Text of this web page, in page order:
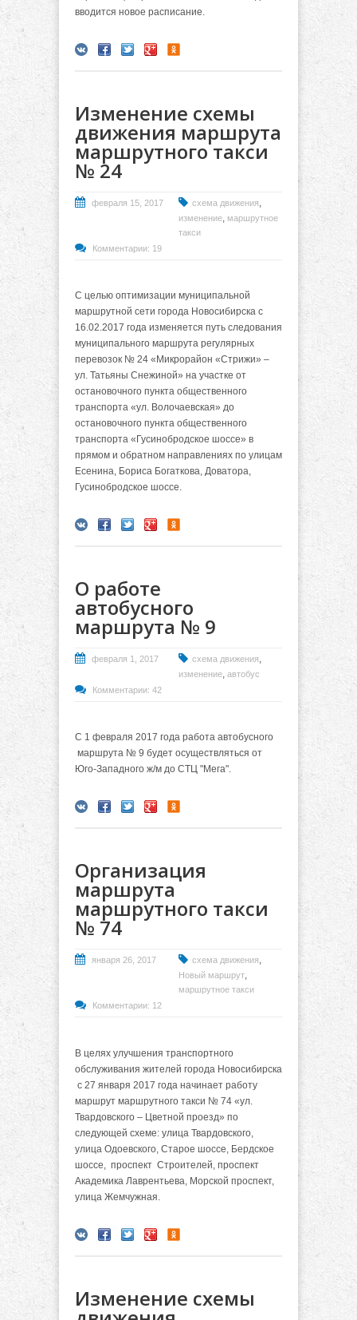
вводится новое расписание.
Изменение схемы
движения маршрута
маршрутного такси
№ 24
февраля 15, 2017 схема движения
изменение маршрутное
такси
Комментарии: 19
С целью оптимизации муниципальной
маршрутной сети города Новосибирска с
16.02.2017 года изменяется путь следования
муниципального маршрута регулярных
перевозок № 24 «Микрорайон «Стрижи» –
ул. Татьяны Снежиной» на участке от
остановочного пункта общественного
транспорта «ул. Волочаевская» до
остановочного пункта общественного
транспорта «Гусинобродское шоссе» в
прямом и обратном направлениях по улицам
Есенина, Бориса Богаткова, Доватора,
Гусинобродское шоссе.
О работе
автобусного
маршрута № 9
февраля 1, 2017 схема движения,
изменение, автобус
Комментарии: 42
С 1 февраля 2017 года работа автобусного
маршрута № 9 будет осуществляться от
Юго-Западного ж/м до СТЦ "Мега".
Организация
маршрута
маршрутного такси
№ 74
января 26, 2017 схема движения,
Новый маршрут,
маршрутное такси
Комментарии: 12
В целях улучшения транспортного
обслуживания жителей города Новосибирска
с 27 января 2017 года начинает работу
маршрут маршрутного такси № 74 «ул.
Твардовского – Цветной проезд» по
следующей схеме: улица Твардовского,
улица Одоевского, Старое шоссе, Бердское
шоссе, проспект Строителей, проспект
Академика Лаврентьева, Морской проспект,
улица Жемчужная.
Изменение схемы